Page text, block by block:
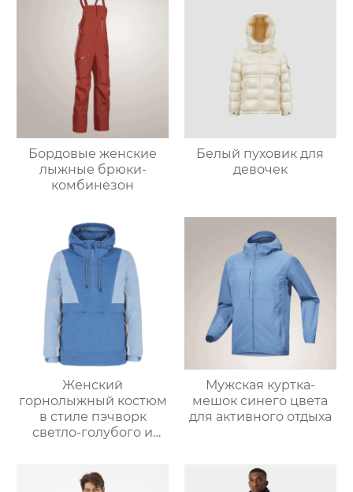
Бордовые женские
лыжные брюки-
комбинезон
Белый пуховик для
девочек
Женский
горнолыжный костюм
в стиле пэчворк
светло-голубого и
Мужская куртка-
мешок синего цвета
для активного отдыха